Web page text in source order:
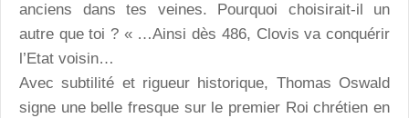
anciens dans tes veines. Pourquoi choisirait-il un
autre que toi ? « …Ainsi dès 486, Clovis va conquérir
l’Etat voisin…
Avec subtilité et rigueur historique, Thomas Oswald
signe une belle fresque sur le premier Roi chrétien en